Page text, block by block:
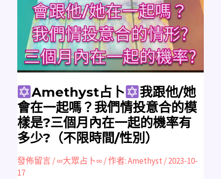
Amethyst占卜
我跟他/她
會在一起嗎？我們情投意合的模
樣是?三個月內在一起的機率有
多少?（不限時間/性別）
發佈留言/∞大眾占卜∞/ 作者:Amethyst /2023-10-
17
我
跟
他/
她
會
在
一
起
嗎？
我
們
投
意
合
的
模
樣
是?
三
個
內
在